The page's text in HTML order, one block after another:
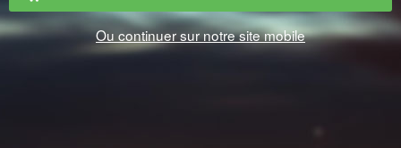
Ou continuer sur notre site mobile